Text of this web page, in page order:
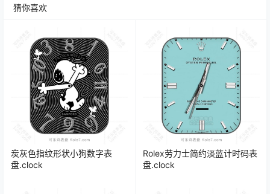
猜你喜欢
炭灰色指纹形状小狗数字表
盘.clock
Rolex劳力士简约淡蓝计时码表
盘.clock